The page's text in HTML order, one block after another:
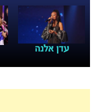
עדן אלנה